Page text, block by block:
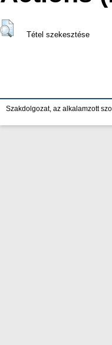
Tétel szekesztése
Szakdolgozat, az alkalamzott